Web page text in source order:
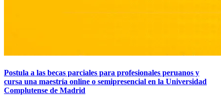
Postula a las becas parciales para profesionales peruanos y
cursa una maestría online o semipresencial en la Universidad
Complutense de Madrid